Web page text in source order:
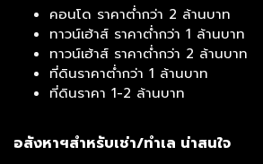
คอนโด ราคาต่ำกว่า 2 ล้านบาท
ทาวน์เฮ้าส์ ราคาต่ำกว่า 1 ล้านบาท
ทาวน์เฮ้าส์ ราคาต่ำกว่า 2 ล้านบาท
ที่ดินราคาต่ำกว่า 1 ล้านบาท
ที่ดินราคา 1-2 ล้านบาท
อสังหาฯสำหรับเช่า/ทำเล น่าสนใจ